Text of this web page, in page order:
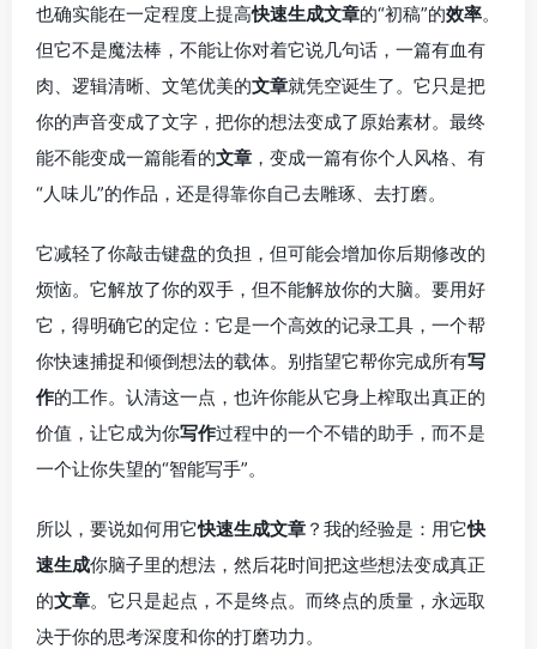
也确实能在一定程度上提高快速生成文章的“初稿”的效率。
但它不是魔法棒，不能让你对着它说几句话，一篇有血有
肉、逻辑清晰、文笔优美的文章就凭空诞生了。它只是把
你的声音变成了文字，把你的想法变成了原始素材。最终
能不能变成一篇能看的文章 ，变成一篇有你个人风格、有
“人味儿”的作品，还是得靠你自己去雕琢、去打磨。
它减轻了你敲击键盘的负担，但可能会增加你后期修改的
烦恼。它解放了你的双手，但不能解放你的大脑。要用好
它，得明确它的定位：它是一个高效的记录工具，一个帮
你快速捕捉和倾倒想法的载体。别指望它帮你完成所有写
作的工作。认清这一点，也许你能从它身上榨取出真正的
价值，让它成为你写作过程中的一个不错的助手，而不是
一个让你失望的“智能写手”。
所以，要说如何用它快速生成文章 ？我的经验是：用它快
速生成你脑子里的想法，然后花时间把这些想法变成真正
的文章。它只是起点，不是终点。而终点的质量，永远取
决于你的思考深度和你的打磨功力。